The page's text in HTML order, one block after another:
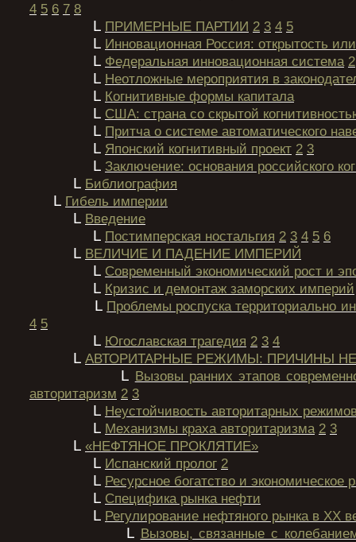
4 5 6 7 8
L ПРИМЕРНЫЕ ПАРТИИ 2 3 4 5
L Инновационная Россия: открытость
L Федеральная инновационная система 2
L Неотложные мероприятия в
L Когнитивные формы капитала
L США: страна со скрытой
L Притча о системе автоматического
L Японский когнитивный проект 2 3
L Заключение: основания российского
L Библиография
L Гибель империи
L Введение
L Постимперская ностальгия 2 3 4 5 6
L ВЕЛИЧИЕ И ПАДЕНИЕ ИМПЕРИЙ
L Современный экономический рост и
L Кризис и демонтаж заморских империй
L Проблемы роспуска территориально
4 5
L Югославская трагедия 2 3 4
L АВТОРИТАРНЫЕ РЕЖИМЫ: ПРИЧИНЫ
L Вызовы ранних этапов
авторитаризм 2 3
L Неустойчивость авторитарных
L Механизмы краха авторитаризма 2 3
L «НЕФТЯНОЕ ПРОКЛЯТИЕ»
L Испанский пролог 2
L Ресурсное богатство и экономическое
L Специфика рынка нефти
L Регулирование нефтяного рынка в XX
L Вызовы, связанные с